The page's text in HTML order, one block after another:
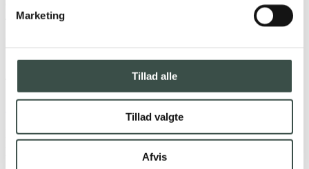
Marketing
Tillad alle
Tillad valgte
Afvis
Administreret cloudplatform til webapplikationer
Skræddersyet webshop i DanDomain
Tilpasset design og funktionalitet
Skalérbar løsning med fortsat vækst
En webshop derperformerog kan håndtere et stort